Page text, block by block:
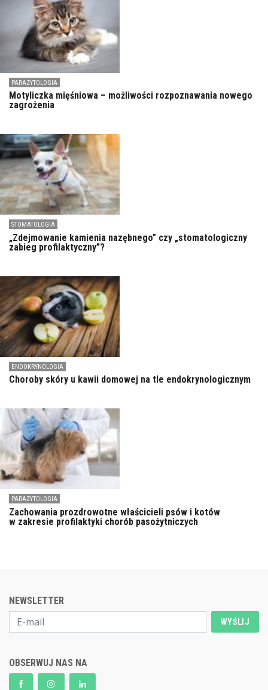
PARAZYTOLOGIA
Motyliczka mięśniowa – możliwości rozpoznawania nowego
zagrożenia
STOMATOLOGIA
„Zdejmowanie kamienia nazębnego” czy „stomatologiczny
zabieg profilaktyczny”?
ENDOKRYNOLOGIA
Choroby skóry u kawii domowej na tle endokrynologicznym
PARAZYTOLOGIA
Zachowania prozdrowotne właścicieli psów i kotów
w zakresie profilaktyki chorób pasożytniczych
NEWSLETTER
WYŚLIJ
OBSERWUJ NAS NA